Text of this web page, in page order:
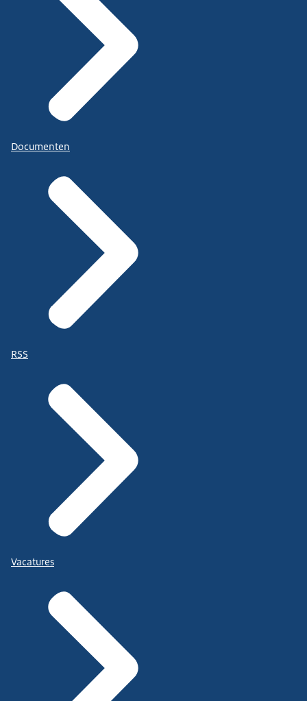
Documenten
RSS
Vacatures